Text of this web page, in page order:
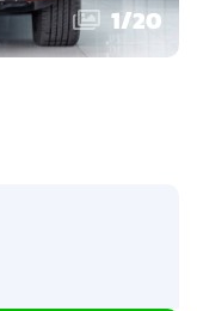
1/20